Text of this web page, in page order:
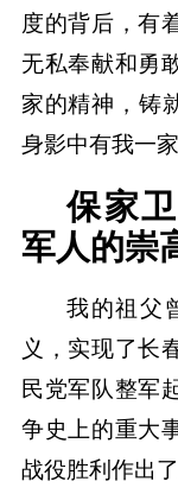
度的背后，有
无私奉献和勇
家的精神，铸
身影中有我一
保家
军人的崇
我的祖父
义，实现了长
民党军队整军
争史上的重大
战役胜利作出